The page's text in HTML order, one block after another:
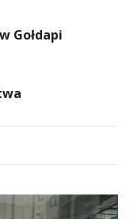
Gołdapi